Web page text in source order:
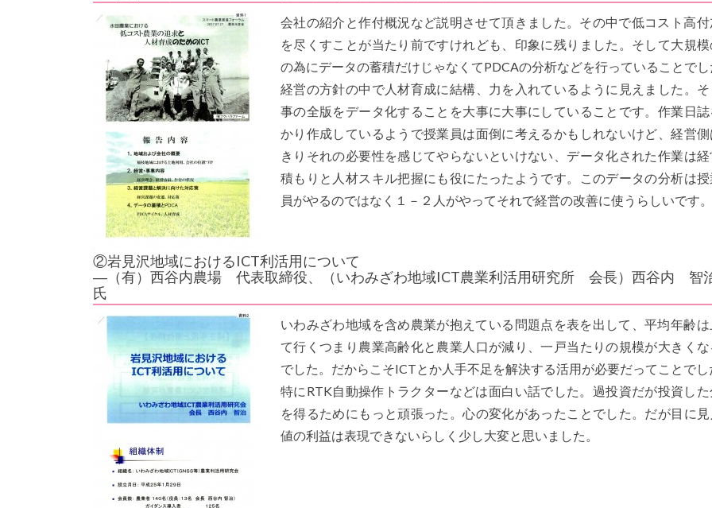
会社の紹介と作付概況など説明させて頂きました。その中で低コスト高
を尽くすことが当たり前ですけれども、印象に残りました。そして大規
の為にデータの蓄積だけじゃなくてPDCAの分析などを行っていることで
経営の方針の中で人材育成に結構、力を入れているように見えました。
事の全版をデータ化することを大事に大事にしていることです。作業日
かり作成しているようで授業員は面倒に考えるかもしれないけど、経営
きりそれの必要性を感じてやらないといけない、データ化された作業は
積もりと人材スキル把握にも役にたったようです。このデータの分析は
員がやるのではなく１－２人がやってそれで経営の改善に使うらしいです。
②岩見沢地域におけるICT利活用について
―（有）西谷内農場 代表取締役、（いわみざわ地域ICT農業利活用研究所 会長）西谷内
氏
いわみざわ地域を含め農業が抱えている問題点を表を出して、平均年齢
て行くつまり農業高齢化と農業人口が減り、一戸当たりの規模が大きく
でした。だからこそICTとか人手不足を解決する活用が必要だってことでし
特にRTK自動操作トラクターなどは面白い話でした。過投資だが投資し
を得るためにもっと頑張った。心の変化があったことでした。だが目に
値の利益は表現できないらしく少し大変と思いました。